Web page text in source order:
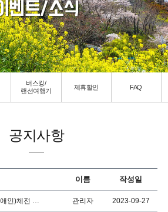
벤트/소식
버스킹/
랜선여행기
제휴할인 FAQ
공지사항
이름 작성일
목포해상케이블카 전국(장애인)체전 성공기원 기부금 기탁 관리자 2023-09-27